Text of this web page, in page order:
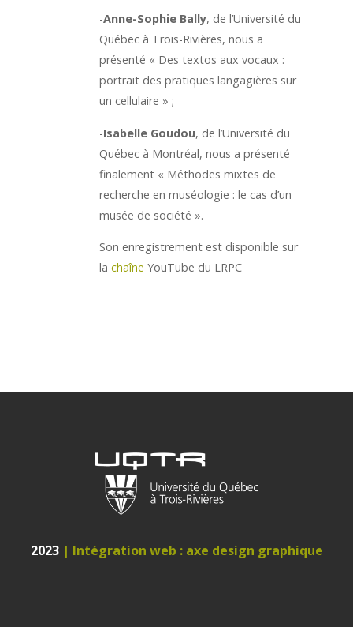
-Anne-Sophie Bally, de l’Université du
Québec à Trois-Rivières, nous a
présenté « Des textos aux vocaux :
portrait des pratiques langagières sur
un cellulaire » ;
-Isabelle Goudou, de l’Université du
Québec à Montréal, nous a présenté
finalement « Méthodes mixtes de
recherche en muséologie : le cas d’un
musée de société ».
Son enregistrement est disponible sur
lachaîne YouTube du LRPC
2023 | Intégration web : axe design graphique